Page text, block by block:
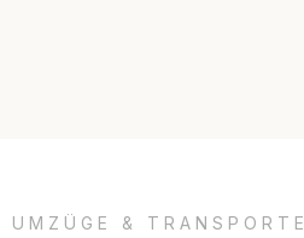
UMZÜGE & TRANSPORTE